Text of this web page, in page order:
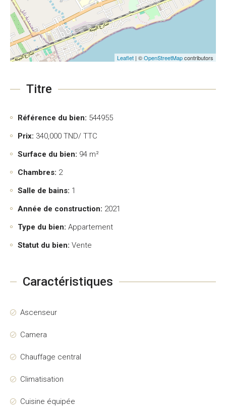
Leaflet | ©OpenStreetMapcontributors
Titre
Référence du bien: 544955
Prix: 340,000 TND/ TTC
Surface du bien: 94 m²
Chambres: 2
Salle de bains: 1
Année de construction: 2021
Type du bien: Appartement
Statut du bien: Vente
Caractéristiques
Ascenseur
Camera
Chauffage central
Climatisation
Cuisine équipée